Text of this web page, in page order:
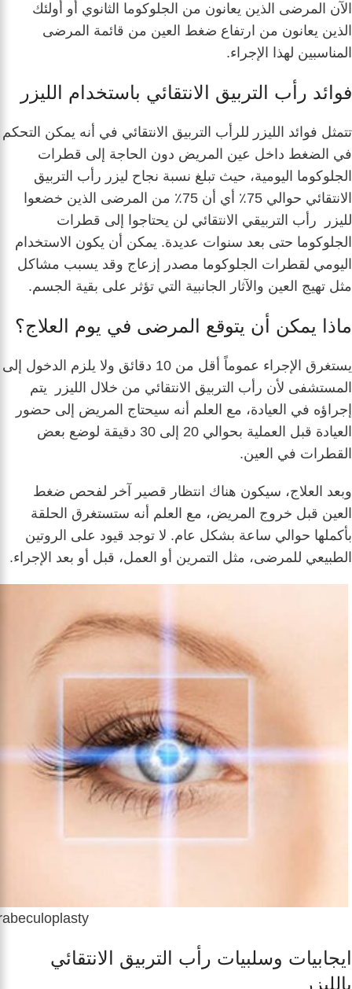
الآن المرضى الذين يعانون من الجلوكوما الثانوي أو أولئك
الذين يعانون من ارتفاع ضغط العين من قائمة المرضى
المناسبين لهذا الإجراء.
فوائد رأب التربيق الانتقائي باستخدام الليزر
تتمثل فوائد الليزر للرأب التربيق الانتقائي في أنه يمكن التحكم
في الضغط داخل عين المريض دون الحاجة إلى قطرات
الجلوكوما اليومية، حيث تبلغ نسبة نجاح ليزر رأب التربيق
الانتقائي حوالي 75٪ أي أن 75٪ من المرضى الذين خضعوا
لليزر رأب التربيقي الانتقائي لن يحتاجوا إلى قطرات
الجلوكوما حتى بعد سنوات عديدة. يمكن أن يكون الاستخدام
اليومي لقطرات الجلوكوما مصدر إزعاج وقد يسبب مشاكل
مثل تهيج العين والآثار الجانبية التي تؤثر على بقية الجسم.
ماذا يمكن أن يتوقع المرضى في يوم العلاج؟
يستغرق الإجراء عموماً أقل من 10 دقائق ولا يلزم الدخول إلى
المستشفى لأن رأب التربيق الانتقائي من خلال الليزر يتم
إجراؤه في العيادة، مع العلم أنه سيحتاج المريض إلى حضور
العيادة قبل العملية بحوالي 20 إلى 30 دقيقة لوضع بعض
القطرات في العين.
وبعد العلاج، سيكون هناك انتظار قصير آخر لفحص ضغط
العين قبل خروج المريض، مع العلم أنه ستستغرق الحلقة
بأكملها حوالي ساعة بشكل عام. لا توجد قيود على الروتين
الطبيعي للمرضى، مثل التمرين أو العمل، قبل أو بعد الإجراء.
ايجابيات وسلبيات رأب التربيق الانتقائي
بالليزر